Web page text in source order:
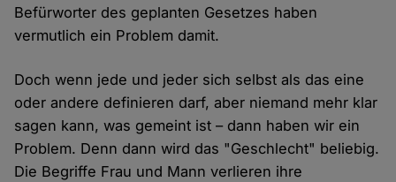
Befürworter des geplanten Gesetzes haben
vermutlich ein Problem damit.
Doch wenn jede und jeder sich selbst als das eine
oder andere definieren darf, aber niemand mehr klar
sagen kann, was gemeint ist – dann haben wir ein
Problem. Denn dann wird das "Geschlecht" beliebig.
Die Begriffe Frau und Mann verlieren ihre